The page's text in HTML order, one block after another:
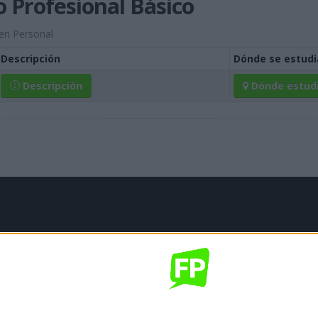
Personal
Descripción
Dónde se
Descripción Dónde
legal